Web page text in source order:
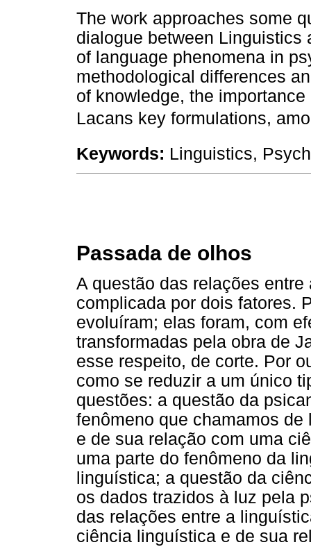
The work approaches some
dialogue between
of language phenomena in
methodological differences
of knowledge, the
Lacans key formulations,
Keywords: Linguistics,
Passada de olhos
A questão das relações
complicada por dois fatores.
evoluíram; elas foram, com
transformadas pela obra de
esse respeito, de corte. Por
como se reduzir a um único
questões: a questão da
fenômeno que chamamos
e de sua relação com uma
uma parte do fenômeno da
linguística; a questão da
os dados trazidos à luz pela
das relações entre a
ciência linguística e de sua